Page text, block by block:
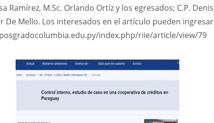
Ramírez, M.Sc. Orlando Ortíz y los egresados; C.P. Denis
De Mello. Los interesados en el artículo pueden ingresar
index.php/riie/article/view/79